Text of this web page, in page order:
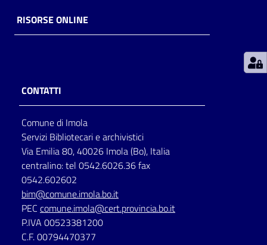
Decentrate
Seguici
su
RISORSE ONLINE
CONTATTI
Comune di Imola
Servizi Bibliotecari e archivistici
Via Emilia 80, 40026 Imola (Bo), Italia
centralino: tel 0542.6026.36 fax
0542.602602
bim@comune.imola.bo.it
PEC comune.imola@cert.provincia.bo.it
P.IVA 00523381200
C.F. 00794470377